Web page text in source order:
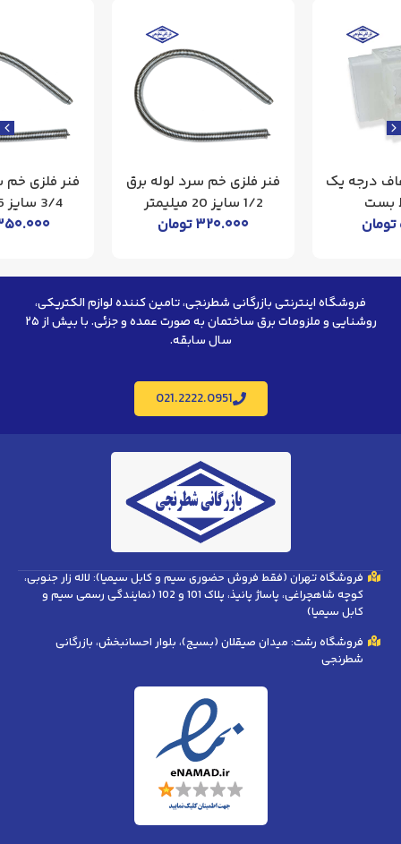
فنر فلزی خم سرد لوله برق
فنر فلزی خم سرد لوله برق
3/4 سایز 25 میلیمتر
فروشگاه اینترنتی بازرگانی شطرنجی، تامین کننده لوازم الکتریکی،
روشنایی و ملزومات برق ساختمان به صورت عمده و جزئی. با بیش از ۲۵
سال سابقه.
021.2222.0951
فروشگاه تهران (فقط فروش حضوری سیم و کابل سیمیا): لاله زار جنوبی،
کوچه شاهچراغی، پاساژ پانیذ، پلاک 101 و 102 (نمایندگی رسمی سیم و
کابل سیمیا)
فروشگاه رشت: میدان صیقلان (بسیج)، بلوار احسانبخش، بازرگانی
شطرنجی